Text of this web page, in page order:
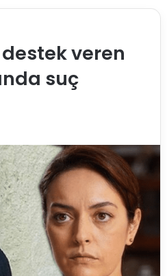
destek veren
suç